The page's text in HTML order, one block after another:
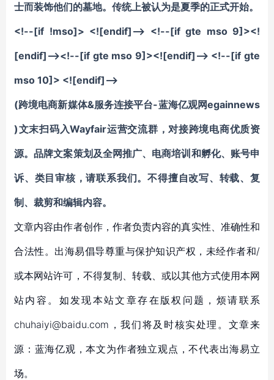
士而装饰他们的墓地。传统上被认为是夏季的正式开始。
<!--[if !mso]> <![endif]--> <!--[if gte mso 9]><!
[endif]--><!--[if gte mso 9]><![endif]--> <!--[if gte
mso 10]> <![endif]-->
(跨境电商新媒体&服务连接平台-蓝海亿观网egainnews
)文末扫码入Wayfair运营交流群，对接跨境电商优质资
源。品牌文案策划及全网推广、电商培训和孵化、账号申
诉、类目审核，请联系我们。不得擅自改写、转载、复
制、裁剪和编辑内容。
文章内容由作者创作，作者负责内容的真实性、准确性和
合法性。出海易倡导尊重与保护知识产权，未经作者和/
或本网站许可，不得复制、转载、或以其他方式使用本网
站内容。如发现本站文章存在版权问题，烦请联系
chuhaiyi@baidu.com，我们将及时核实处理。文章来
源：蓝海亿观，本文为作者独立观点，不代表出海易立
场。